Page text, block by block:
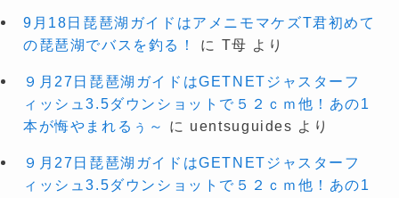
9月18日琵琶湖ガイドはアメニモマケズT君初めて
の琵琶湖でバスを釣る！
に T母 より
９月27日琵琶湖ガイドはGETNETジャスターフ
ィッシュ3.5ダウンショットで５２ｃｍ他！あの1
本が悔やまれるぅ～
に uentsuguides より
９月27日琵琶湖ガイドはGETNETジャスターフ
ィッシュ3.5ダウンショットで５２ｃｍ他！あの1